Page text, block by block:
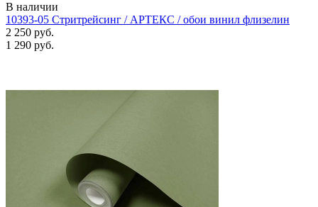
В наличии
10393-05 Стритрейсинг / АРТЕКС / обои винил флизелин
2 250 руб.
1 290 руб.